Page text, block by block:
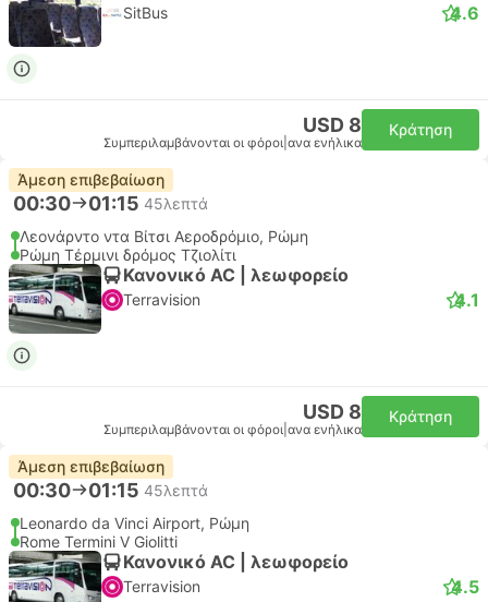
SitBus 4.6
USD 8
Συμπεριλαμβάνονται οι φόροι ανα ενήλικα
Κράτηση
Άμεση επιβεβαίωση
00:30 01:15 45λεπτά
Λεονάρντο ντα Βίτσι Αεροδρόμιο, Ρώμη
Ρώμη Τέρμινι δρόμος Τζιολίτι
Κανονικό AC | λεωφορείο
Terravision 4.1
USD 8
Συμπεριλαμβάνονται οι φόροι ανα ενήλικα
Κράτηση
Άμεση επιβεβαίωση
00:30 01:15 45λεπτά
Leonardo da Vinci Airport, Ρώμη
Rome Termini V Giolitti
Κανονικό AC | λεωφορείο
Terravision 4.5